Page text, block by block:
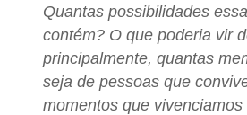
Quantas possibilidades
contém? O que poderia vir
principalmente, quantas
seja de pessoas que
momentos que vivenciamos